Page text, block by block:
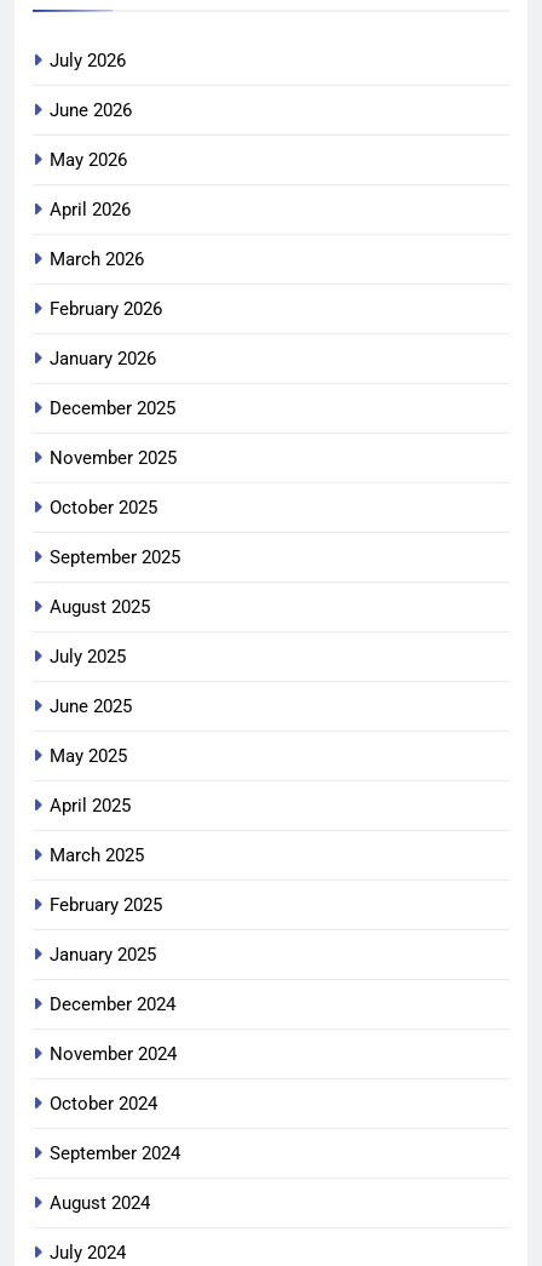
July 2026
June 2026
May 2026
April 2026
March 2026
February 2026
January 2026
December 2025
November 2025
October 2025
September 2025
August 2025
July 2025
June 2025
May 2025
April 2025
March 2025
February 2025
January 2025
December 2024
November 2024
October 2024
September 2024
August 2024
July 2024